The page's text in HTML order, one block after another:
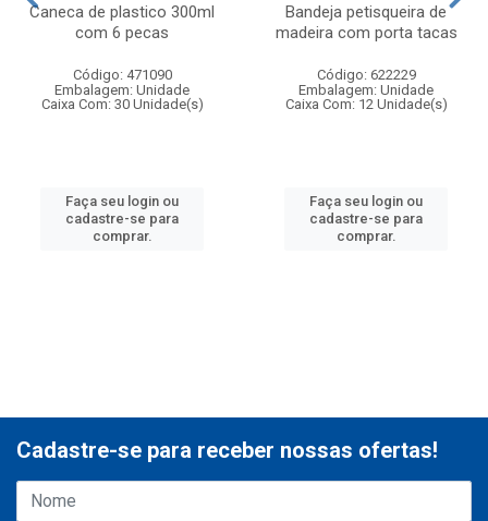
Caneca de plastico 300ml
com 6 pecas
Código: 471090
Embalagem: Unidade
Caixa Com: 30 Unidade(s)
Faça seu login ou
cadastre-se para
comprar.
Bandeja petisqueira de
madeira com porta tacas
Código: 622229
Embalagem: Unidade
Caixa Com: 12 Unidade(s)
Faça seu login ou
cadastre-se para
comprar.
Cadastre-se para receber nossas ofertas!